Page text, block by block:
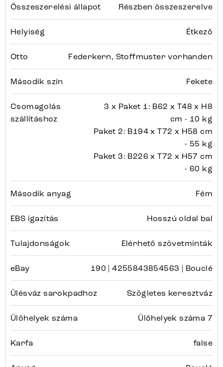
Összeszerelési állapot Részben összeszerelve
Helyiség Étkező
Otto Federkern, Stoffmuster vorhanden
Második szín Fekete
Csomagolás
szállításhoz
3 x Paket 1: B62 x T48 x H8
cm - 10 kg
Paket 2: B194 x T72 x H58 cm
- 55 kg
Paket 3: B226 x T72 x H57 cm
- 60 kg
Második anyag Fém
EBS igazítás Hosszú oldal bal
Tulajdonságok Elérhető szövetminták
eBay 190 | 4255843854563 | Bouclé
Ülésváz sarokpadhoz Szögletes keresztváz
Ülőhelyek száma Ülőhelyek száma 7
Karfa false